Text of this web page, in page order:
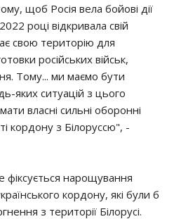
щоб Росія вела бойові дії
році відкривала свій
свою територію для
російських військ,
Тому... ми маємо бути
яких ситуацій з цього
власні сильні оборонні
кордону з Білоруссю", -
фіксується нарощування
кордону, які були б
з території Білорусі.